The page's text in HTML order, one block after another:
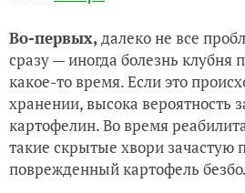
Во-первых, далеко не все
сразу — иногда болезнь клубня
какое-то время. Если это
хранении, высока вероятность
картофелин. Во время
такие скрытые хвори зачастую
поврежденный картофель